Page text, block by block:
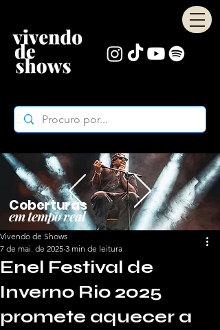
Coberturas
em tempo real
Enel Festival de
Inverno Rio 2025
promete aquecer a
Vivendo de Shows
7 de mai. de 2025 3 min de leitura